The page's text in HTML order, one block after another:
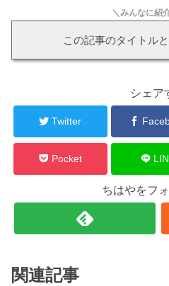
＼みんなに紹
この記事のタイトル
シェア
Twitter
Pocket
ちはやをフ
関連記事